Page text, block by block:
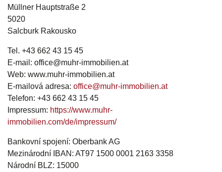
Müllner Hauptstraße 2
5020
Salcburk Rakousko
Tel. +43 662 43 15 45
E-mail: office@muhr-immobilien.at
Web: www.muhr-immobilien.at
E-mailová adresa: office@muhr-immobilien.at
Telefon: +43 662 43 15 45
Impressum: https://www.muhr-
immobilien.com/de/impressum/
Bankovní spojení: Oberbank AG
Mezinárodní IBAN: AT97 1500 0001 2163 3358
Národní BLZ: 15000